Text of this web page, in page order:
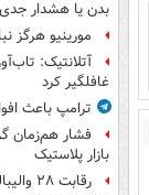
بدن یا هشدار
مورینیو هرگز
آتلانتیک:
غافلگیر کرد
ترامپ باعث
فشار هم‌زمان
بازار پلاستیک